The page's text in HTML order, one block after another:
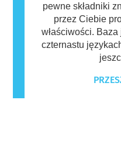
pewne składniki
przez Ciebie
właściwości.
czternastu